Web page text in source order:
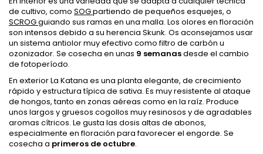
de cultivo, como SOGpartiendo de pequeños esquejes, o
SCROGguiando sus ramas en una malla. Los olores en floración
son intensos debido a su herencia Skunk. Os aconsejamos usar
un sistema antiolor muy efectivo como filtro de carbón u
ozonizador. Se cosecha en unas 9 semanasdesde el cambio
de fotoperíodo.
En exterior La Katana es una planta elegante, de crecimiento
rápido y estructura típica de sativa. Es muy resistente al ataque
de hongos, tanto en zonas aéreas como en la raíz. Produce
unos largos y gruesos cogollos muy resinosos y de agradables
aromas cítricos. Le gusta las dosis altas de abonos,
especialmente en floración para favorecer el engorde. Se
cosecha a primeros de octubre.